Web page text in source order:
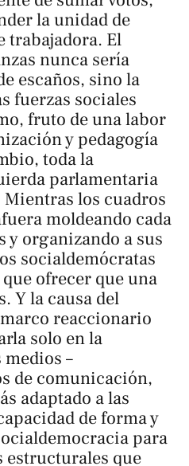
la unidad de
trabajadora. El
nunca sería
escaños, sino la
fuerzas sociales
fruto de una labor
y pedagogía
toda la
parlamentaria
Mientras los cuadros
moldeando cada
y organizando a sus
socialdemócratas
ofrecer que una
Y la causa del
reaccionario
solo en la
–
de comunicación,
adaptado a las
deformay
para
estructurales que